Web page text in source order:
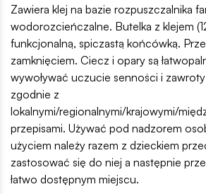
Zawiera klej na bazie rozpuszczalnika
wodorozcieńczalne. Butelka z klejem
funkcjonalną, spiczastą końcówką.
zamknięciem. Ciecz i opary są
wywoływać uczucie senności i zawroty
zgodnie z
lokalnymi/regionalnymi/krajowymi/
przepisami. Używać pod nadzorem
użyciem należy razem z dzieckiem
zastosować się do niej a następnie
łatwo dostępnym miejscu.